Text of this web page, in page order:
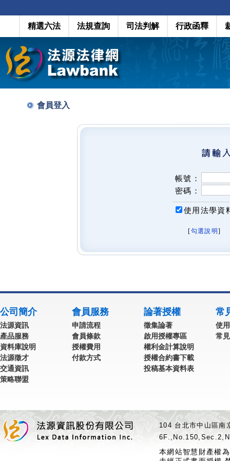
精選六法 法規查詢 司法判解 行政函釋
會員登入
帳號：
密碼：
使用法學資
[勾選說明 ]
公司簡介
法源資訊
產品服務
資料庫說明
法源徵才
交通資訊
策略聯盟
會員服務
申請流程
會員條款
授權費用
付款方式
論著授權
徵集論著
啟用授權專區
權利金計算說明
授權合約書下載
投稿基本資料表
常
使
常
104 台北市中山區
本網站智慧財產權